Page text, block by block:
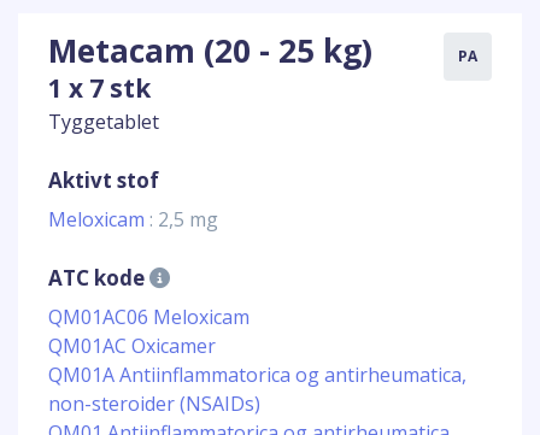
Metacam (20 - 25 kg)
1 x 7 stk
Tyggetablet
PA
Aktivt stof
Meloxicam : 2,5 mg
ATC kode
QM01AC06 Meloxicam
QM01AC Oxicamer
QM01A Antiinflammatorica og antirheumatica,
non-steroider (NSAIDs)